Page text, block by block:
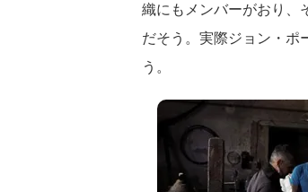
織にもメンバーがおり、
だそう。実際ジョン・ポ
う。